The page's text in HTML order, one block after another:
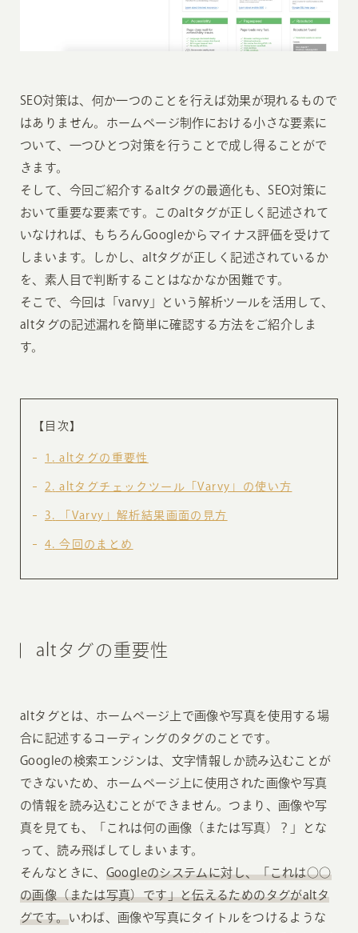
SEO対策は、何か一つのことを行えば効果が現れるもので
はありません。ホームページ制作における小さな要素に
ついて、一つひとつ対策を行うことで成し得ることがで
きます。
そして、今回ご紹介するaltタグの最適化も、SEO対策に
おいて重要な要素です。このaltタグが正しく記述されて
いなければ、もちろんGoogleからマイナス評価を受けて
しまいます。しかし、altタグが正しく記述されているか
を、素人目で判断することはなかなか困難です。
そこで、今回は「varvy」という解析ツールを活用して、
altタグの記述漏れを簡単に確認する方法をご紹介しま
す。
【目次】
1 altタグの重要性
2 altタグチェックツール「Varvy」の使い方
3 「Varvy」解析結果画面の見方
4 今回のまとめ
altタグの重要性
altタグとは、ホームページ上で画像や写真を使用する場
合に記述するコーディングのタグのことです。
Googleの検索エンジンは、文字情報しか読み込むことが
できないため、ホームページ上に使用された画像や写真
の情報を読み込むことができません。つまり、画像や写
真を見ても、「これは何の画像（または写真）？」とな
って、読み飛ばしてしまいます。
そんなときに、 Googleのシステムに対し、「これは○○
の画像（または写真）です」と伝えるためのタグがaltタ
グです。いわば、画像や写真にタイトルをつけるような